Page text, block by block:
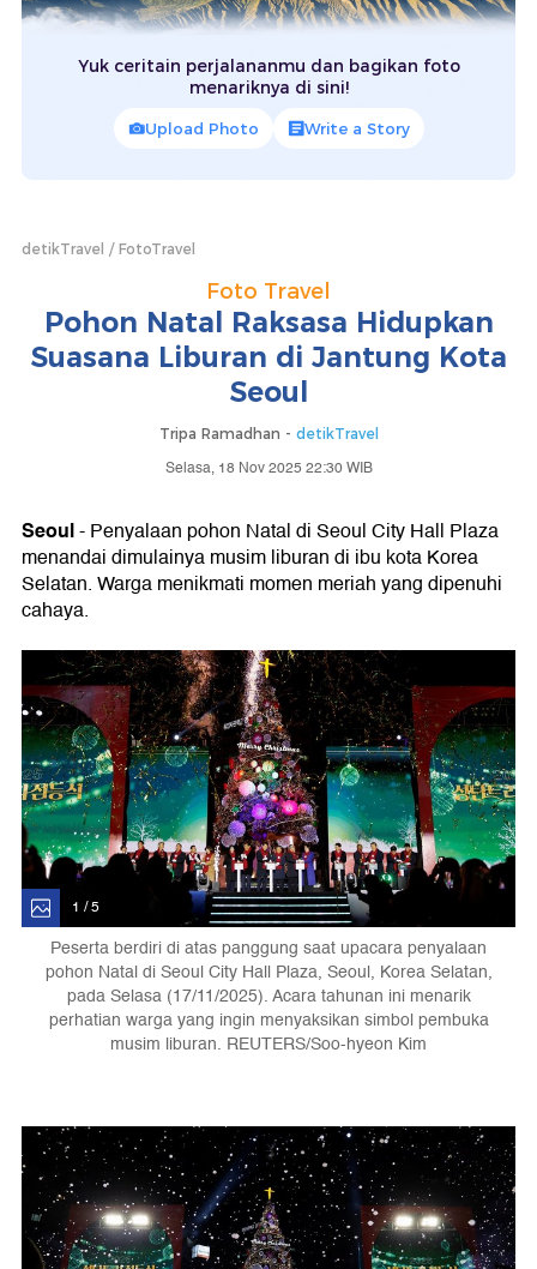
Yuk ceritain perjalananmu dan bagikan foto
menariknya di sini!
Upload Photo Write a Story
detikTravel FotoTravel
Foto Travel
Pohon Natal Raksasa Hidupkan
Suasana Liburan di Jantung Kota
Seoul
Tripa Ramadhan - detikTravel
Selasa, 18 Nov 2025 22:30 WIB
Seoul- Penyalaan pohon Natal di Seoul City Hall Plaza
menandai dimulainya musim liburan di ibu kota Korea
Selatan. Warga menikmati momen meriah yang dipenuhi
cahaya.
1 / 5
Peserta berdiri di atas panggung saat upacara penyalaan
pohon Natal di Seoul City Hall Plaza, Seoul, Korea Selatan,
pada Selasa (17/11/2025). Acara tahunan ini menarik
perhatian warga yang ingin menyaksikan simbol pembuka
musim liburan. REUTERS/Soo-hyeon Kim